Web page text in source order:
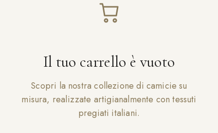
Il tuo carrello è vuoto
Scopri la nostra collezione di camicie su
misura, realizzate artigianalmente con tessuti
pregiati italiani.